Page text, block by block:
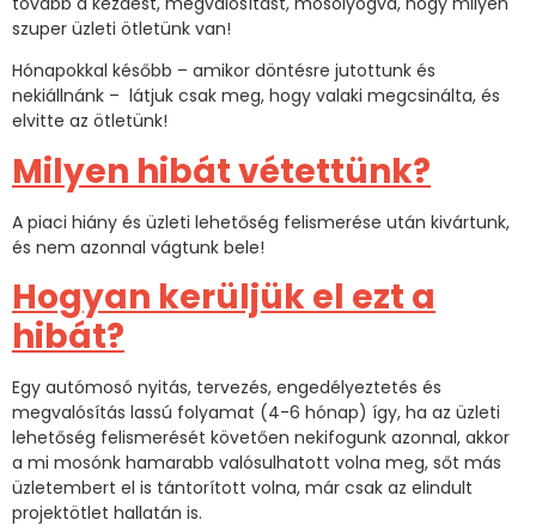
szuper üzleti ötletünk van!
Hónapokkal később – amikor döntésre jutottunk és
nekiállnánk – látjuk csak meg, hogy valaki megcsinálta, és
elvitte az ötletünk!
Milyen hibát vétettünk?
A piaci hiány és üzleti lehetőség felismerése után kivártunk,
és nem azonnal vágtunk bele!
Hogyan kerüljük el ezt a
hibát?
Egy autómosó nyitás, tervezés, engedélyeztetés és
megvalósítás lassú folyamat (4-6 hónap) így, ha az üzleti
lehetőség felismerését követően nekifogunk azonnal, akkor
a mi mosónk hamarabb valósulhatott volna meg, sőt más
üzletembert el is tántorított volna, már csak az elindult
projektötlet hallatán is.